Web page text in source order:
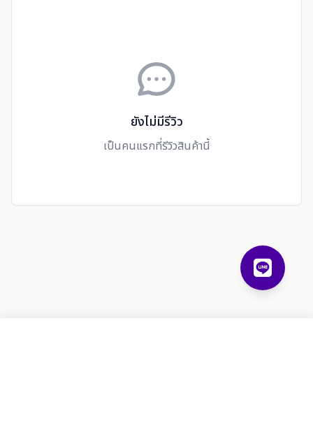
ยังไม่มีรีวิว
เป็นคนแรกที่รีวิวสินค้านี้